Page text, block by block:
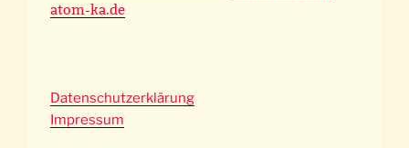
atom-ka.de
Datenschutzerklärung
Impressum